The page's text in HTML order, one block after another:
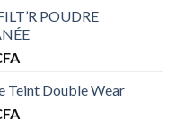
POUDRE
prix :
28.000 CFA
Teint Double Wear